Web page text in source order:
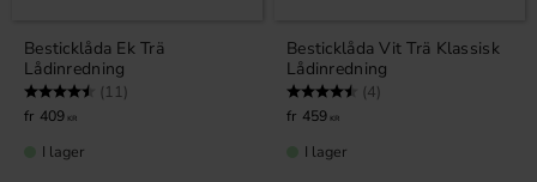
Besticklåda Ek Trä
Lådinredning
Betyg: (11)
409 KR
I lager
Besticklåda Vit Trä Klassisk
Lådinredning
Betyg: (4)
459 KR
I lager